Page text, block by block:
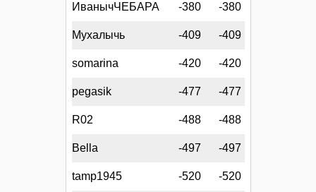
ИванычЧЕБАРА -380 -380
Мухалычь -409 -409
somarina -420 -420
pegasik -477 -477
R02 -488 -488
Bella -497 -497
tamp1945 -520 -520